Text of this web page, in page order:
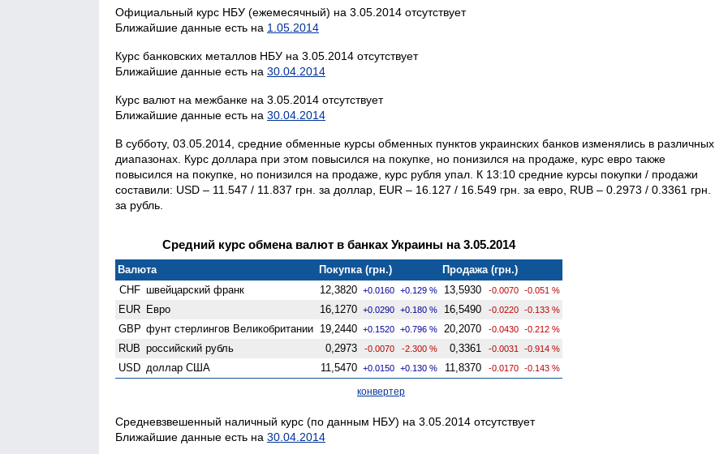
Официальный курс НБУ (ежемесячный) на 3.05.2014 отсутствует
Ближайшие данные есть на 1.05.2014
Курс банковских металлов НБУ на 3.05.2014 отсутствует
Ближайшие данные есть на 30.04.2014
Курс валют на межбанке на 3.05.2014 отсутствует
Ближайшие данные есть на 30.04.2014
В субботу, 03.05.2014, средние обменные курсы обменных пунктов украинских банков изменялись в различных
диапазонах. Курс доллара при этом повысился на покупке, но понизился на продаже, курс евро также
повысился на покупке, но понизился на продаже, курс рубля упал. К 13:10 средние курсы покупки / продажи
составили: USD – 11.547 / 11.837 грн. за доллар, EUR – 16.127 / 16.549 грн. за евро, RUB – 0.2973 / 0.3361 грн.
за рубль.
Средний курс обмена валют в банках Украины на 3.05.2014
Валюта Покупка (грн.)
Продажа (грн.)
CHF швейцарский франк 12,3820 +0.0160 +0.129 % 13,5930 -0.0070 -0.051 %
EUR Евро 16,1270 +0.0290 +0.180 % 16,5490 -0.0220 -0.133 %
GBP фунт стерлингов Велико­британии 19,2440 +0.1520 +0.796 % 20,2070 -0.0430 -0.212 %
RUB российский рубль 0,2973 -0.0070 -2.300 % 0,3361 -0.0031 -0.914 %
USD доллар США 11,5470 +0.0150 +0.130 % 11,8370 -0.0170 -0.143 %
конвертер
Средневзвешенный наличный курс (по данным НБУ) на 3.05.2014 отсутствует
Ближайшие данные есть на 30.04.2014